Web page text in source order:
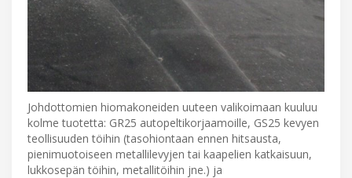
Johdottomien hiomakoneiden uuteen valikoimaan kuuluu
kolme tuotetta: GR25 autopeltikorjaamoille, GS25 kevyen
teollisuuden töihin (tasohiontaan ennen hitsausta,
pienimuotoiseen metallilevyjen tai kaapelien katkaisuun,
lukkosepän töihin, metallitöihin jne.) ja